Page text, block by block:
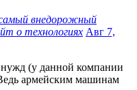
внедорожный
о технологиях Авг 7,
(у данной компании
армейским машинам